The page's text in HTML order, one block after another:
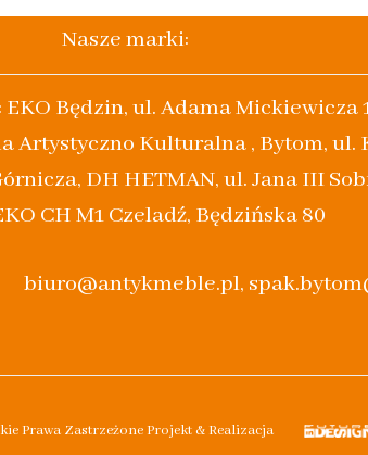
Nasze marki:
Będzin, ul. Adama Mickiewicza
Artystyczno Kulturalna , Bytom, ul.
DH HETMAN, ul. Jana III
CH M1 Czeladź, Będzińska 80
biuro@antykmeble.pl,
Prawa Zastrzeżone Projekt & Realizacja